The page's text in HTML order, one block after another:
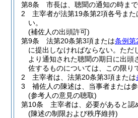
第8条
市長は、聴聞の通知の時ま
2
主宰者が法第19条第2項各号また
い。
(補佐人の出頭許可)
第9条
法第20条第3項または条例第
に提出しなければならない。 ただ
より通知された聴聞の期日に出
佐するものについては、この限り
2
主宰者は、法第20条第3項または
3
補佐人の陳述は、当事者または
(参考人の意見の聴取)
第10条
主宰者は、必要があると認
(陳述の制限および秩序維持)